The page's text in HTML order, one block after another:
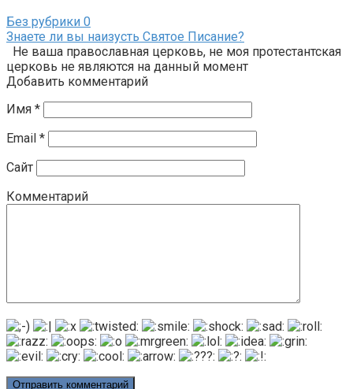
Без рубрики 0
Знаете ли вы наизусть Святое Писание?
Не ваша православная церковь, не моя протестантская
церковь не являются на данный момент
Добавить комментарий
Имя *
Email *
Сайт
Комментарий